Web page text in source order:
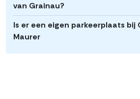
van Grainau?
Is er een eigen parkeerplaats bij
Maurer